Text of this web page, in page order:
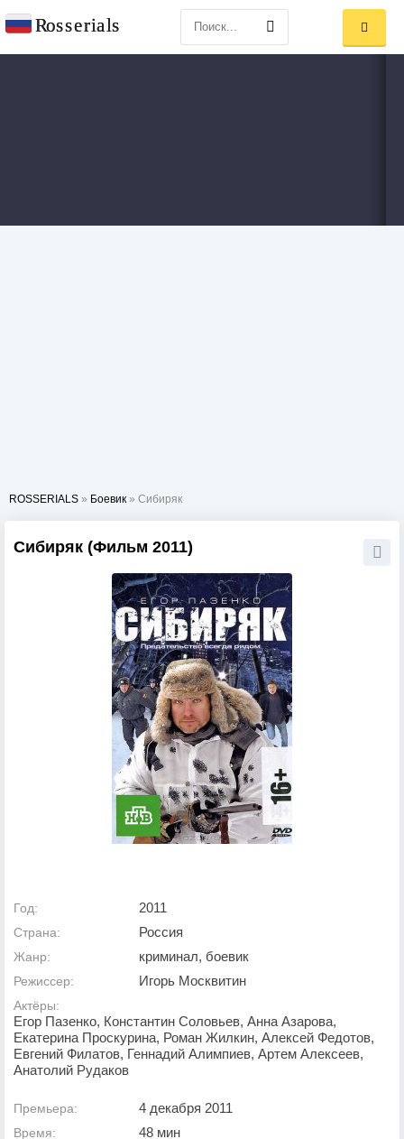
ROSSERIALS » Боевик » Сибиряк
Сибиряк (Фильм 2011)
Год: 2011
Страна: Россия
Жанр: криминал, боевик
Режиссер: Игорь Москвитин
Актёры:
Егор Пазенко, Константин Соловьев, Анна Азарова,
Екатерина Проскурина, Роман Жилкин, Алексей Федотов,
Евгений Филатов, Геннадий Алимпиев, Артем Алексеев,
Анатолий Рудаков
Премьера: 4 декабря 2011
Время: 48 мин